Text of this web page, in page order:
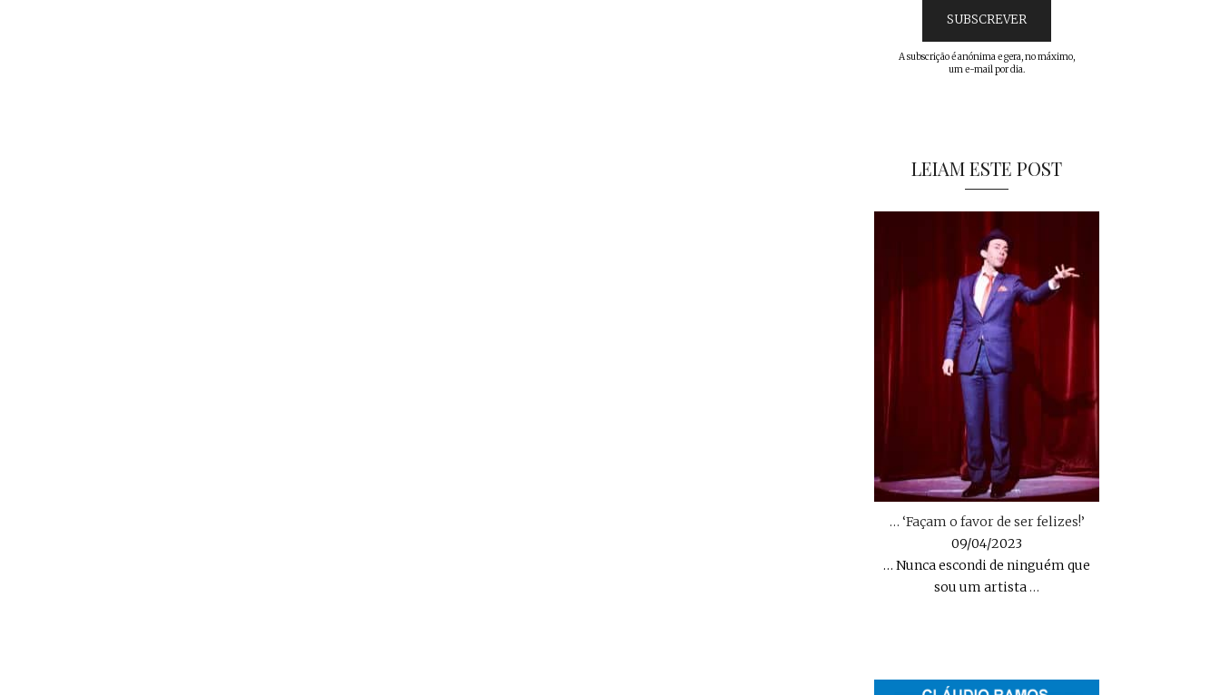
A subscrição é anónima e gera, no máximo,
um e-mail por dia.
LEIAM ESTE POST
… ‘Façam o favor de ser felizes!’
09/04/2023
… Nunca escondi de ninguém que
sou um artista…